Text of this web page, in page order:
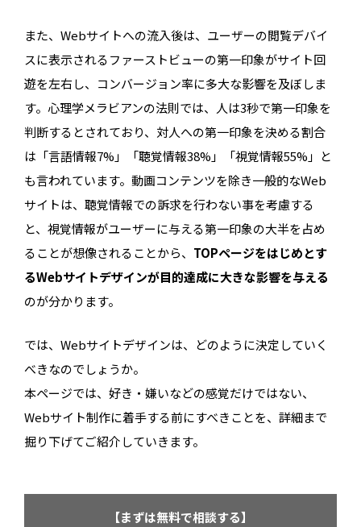
また、Webサイトへの流入後は、ユーザーの閲覧デバイ
スに表示されるファーストビューの第一印象がサイト回
遊を左右し、コンバージョン率に多大な影響を及ぼしま
す。心理学メラビアンの法則では、人は3秒で第一印象を
判断するとされており、対人への第一印象を決める割合
は「言語情報7%」「聴覚情報38%」「視覚情報55%」と
も言われています。動画コンテンツを除き一般的なWeb
サイトは、聴覚情報での訴求を行わない事を考慮する
と、視覚情報がユーザーに与える第一印象の大半を占め
ることが想像されることから、 TOPページをはじめとす
るWebサイトデザインが目的達成に大きな影響を与える
のが分かります。
では、Webサイトデザインは、どのように決定していく
べきなのでしょうか。
本ページでは、好き・嫌いなどの感覚だけではない、
Webサイト制作に着手する前にすべきことを、詳細まで
掘り下げてご紹介していきます。
【まずは無料で相談する】